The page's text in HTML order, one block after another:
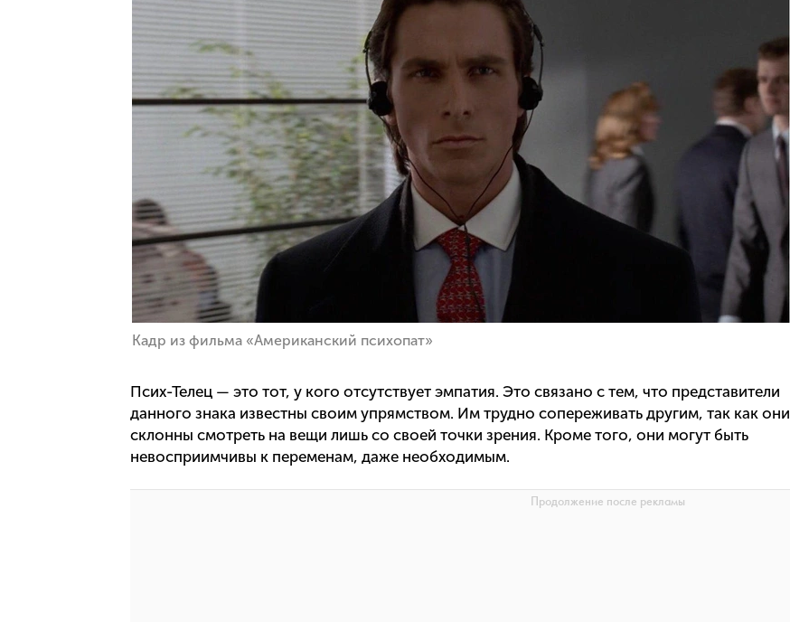
Кадр из фильма «Американский психопат»
Псих-Телец — это тот, у кого отсутствует эмпатия. Это связано с тем, что представители
данного знака известны своим упрямством. Им трудно сопереживать другим, так как они
склонны смотреть на вещи лишь со своей точки зрения. Кроме того, они могут быть
невосприимчивы к переменам, даже необходимым.